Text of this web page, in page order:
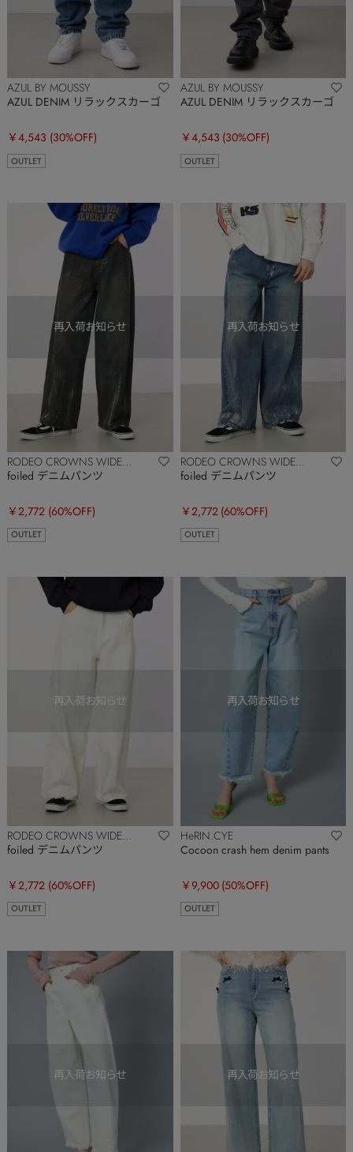
AZUL BY MOUSSY
AZUL DENIM リラックスカーゴ
￥4,543 (30%OFF)
OUTLET
AZUL BY MOUSSY
AZUL DENIM リラックスカーゴ
￥4,543 (30%OFF)
OUTLET
RODEO CROWNS WIDE
BOWL
foiled デニムパンツ
￥2,772 (60%OFF)
OUTLET
RODEO CROWNS WIDE
BOWL
foiled デニムパンツ
￥2,772 (60%OFF)
OUTLET
RODEO CROWNS WIDE
BOWL
foiled デニムパンツ
￥2,772 (60%OFF)
OUTLET
HeRIN.CYE
Cocoon crash hem denim pants
￥9,900 (50%OFF)
OUTLET